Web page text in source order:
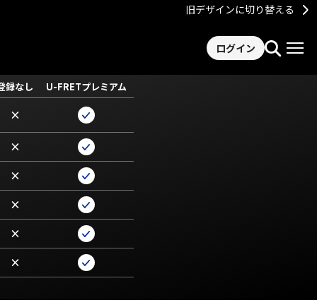
旧デザインに切り替える
ログイン
録なし U-FRETプレミアム
×
×
×
×
×
×